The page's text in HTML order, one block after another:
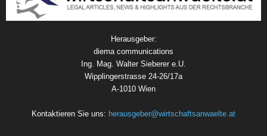
Herausgeber:
diema communications
Ing. Mag. Walter Sieberer e.U.
Wipplingerstrasse 24-26/17a
A-1010 Wien
Kontaktieren Sie uns: herausgeber@wirtschaftsanwaelte.at